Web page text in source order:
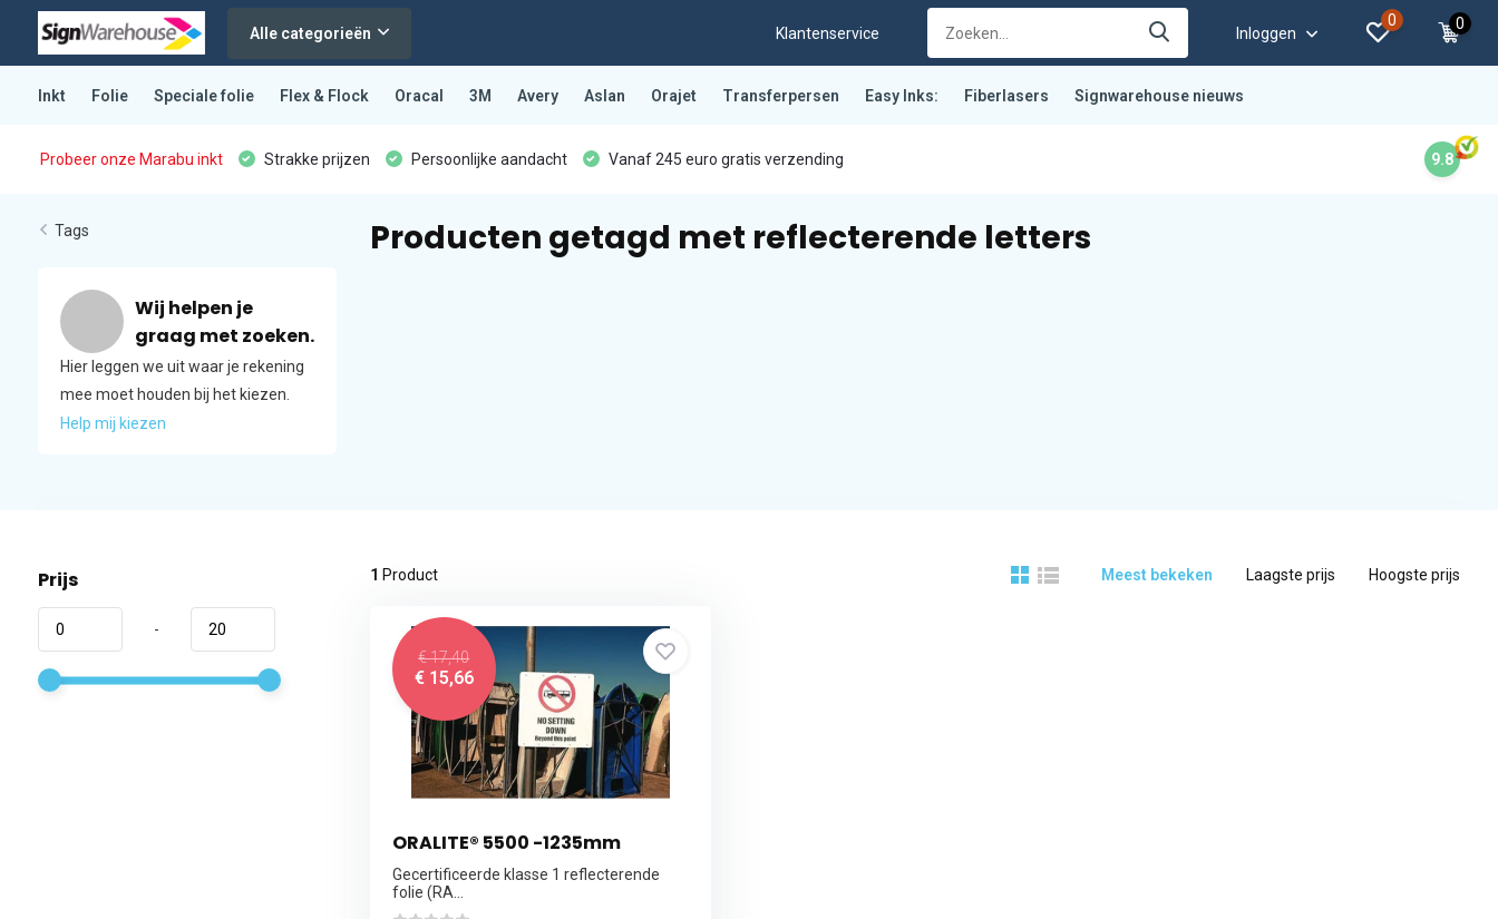
Alle categorieën Klantenservice Inloggen
0 0
Inkt Folie Speciale folie Flex & Flock Oracal 3M Avery Aslan Orajet Transferpersen Easy Inks: Fiberlasers Signwarehouse nieuws
Probeer onze Marabu inkt Strakke prijzen Persoonlijke aandacht Vanaf 245 euro gratis verzending 9.8
Tags
Wij helpen je
graag met zoeken.
Hier leggen we uit waar je rekening
mee moet houden bij het kiezen.
Help mij kiezen
Producten getagd met reflecterende letters
Prijs
-
1 Product Meest bekeken Laagste prijs Hoogste prijs
€ 17,40
€ 15,66
ORALITE® 5500 -1235mm
Gecertificeerde klasse 1 reflecterende
folie (RA...